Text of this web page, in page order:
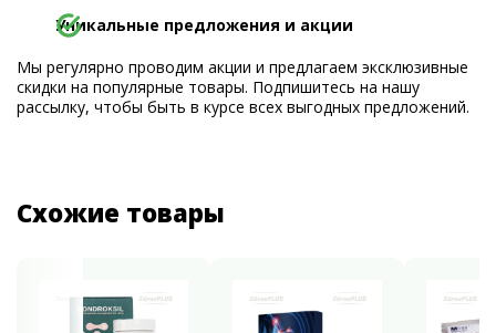
Уникальные предложения и акции
Мы регулярно проводим акции и предлагаем эксклюзивные
скидки на популярные товары. Подпишитесь на нашу
рассылку, чтобы быть в курсе всех выгодных предложений.
Схожие товары